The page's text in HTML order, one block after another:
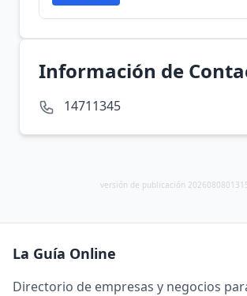
Información de
14711345
versión de publicación
La Guía Online
Directorio de empresas y negocios